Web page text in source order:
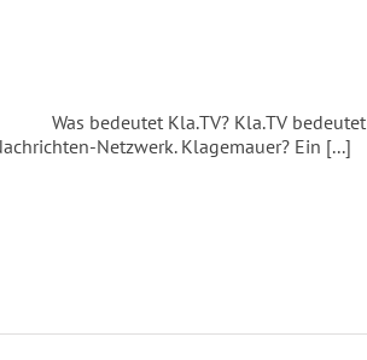
bedeutet Kla.TV? Kla.TV bedeutet
Netzwerk. Klagemauer? Ein [...]